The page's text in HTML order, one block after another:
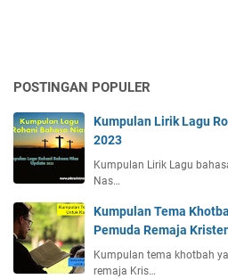
POSTINGAN POPULER
Kumpulan Lirik Lagu
2023
Kumpulan Lirik Lagu
Nas…
Kumpulan Tema
Pemuda Remaja
Kumpulan tema khotbah
remaja Kris…